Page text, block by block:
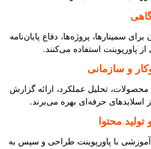
برای سمینارها، پروژه‌ها، دفاع پایان‌نامه
پاورپوینت استفاده می‌کنند.
و سازمانی
تحلیل عملکرد، ارائه گزارش
اسلایدهای حرفه‌ای بهره می‌برند.
محتوا
آموزشی با پاورپوینت طراحی و سپس به